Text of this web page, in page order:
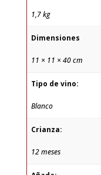
1,7 kg
Dimensiones
11 × 11 × 40 cm
Tipo de vino:
Blanco
Crianza:
12 meses